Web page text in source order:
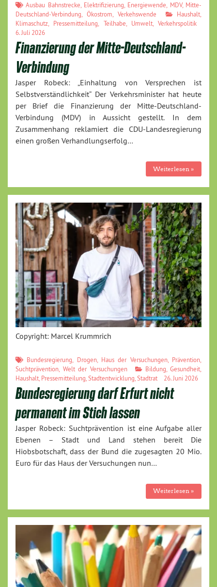
Ausbau Bahnstrecke Elektrifizierung Energiewende MDV, Mitte-
Deutschland-Verbindung
Ökostrom Verkehswende Haushalt
Klimaschutz
Pressemitteilung Teilhabe Umwelt, Verkehrspolitik
6. Juli 2026
Finanzierung der Mitte-Deutschland-
Verbindung
Jasper Robeck: „Einhaltung von Versprechen ist
Selbstverständlichkeit“ Der Verkehrsminister hat heute
per Brief die Finanzierung der Mitte-Deutschland-
Verbindung (MDV) in Aussicht gestellt. In dem
Zusammenhang reklamiert die CDU-Landesregierung
einen großen Verhandlungserfolg…
Weiterlesen »
Copyright: Marcel Krummrich
Bundesregierung Drogen, Haus der Versuchungen, Prävention
Suchtprävention Welt der Versuchungen Bildung Gesundheit
Haushalt Pressemitteilung Stadtentwicklung Stadtrat 26. Juni 2026
Bundesregierung darf Erfurt nicht
permanent im Stich lassen
Jasper Robeck: Suchtprävention ist eine Aufgabe aller
Ebenen – Stadt und Land stehen bereit Die
Hiobsbotschaft, dass der Bund die zugesagten 20 Mio.
Euro für das Haus der Versuchungen nun…
Weiterlesen »